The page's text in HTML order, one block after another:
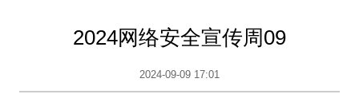
2024网络安全宣传周09
2024-09-09 17:01